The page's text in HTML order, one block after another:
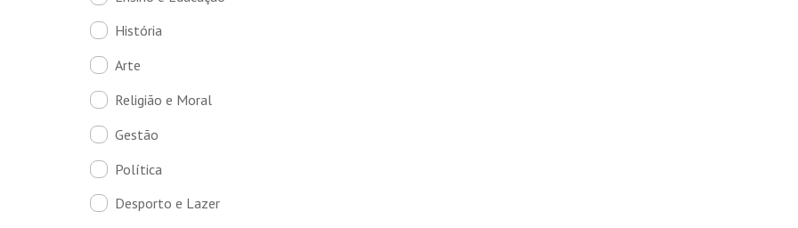
História
Arte
Religião e Moral
Gestão
Política
Desporto e Lazer